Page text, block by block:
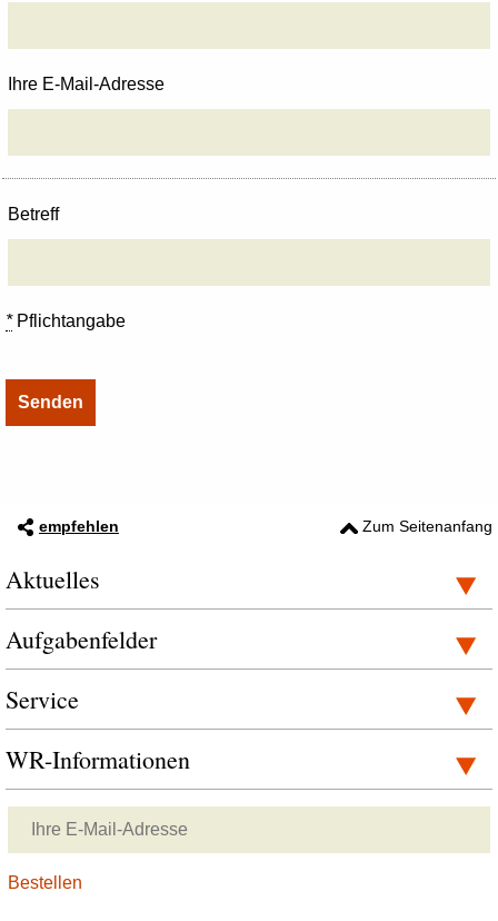
Ihre E-Mail-Adresse
Betreff
*Pflichtangabe
empfehlen Zum Seitenanfang
Aktuelles
Aufgabenfelder
Service
WR-Informationen